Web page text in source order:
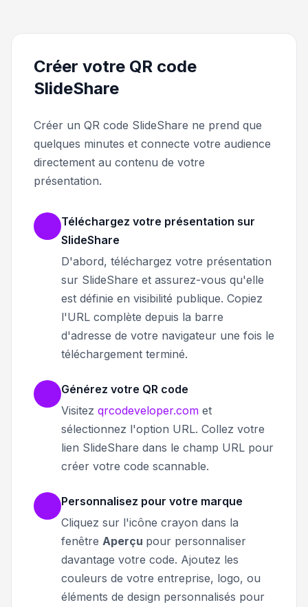
Créer votre QR code
SlideShare
Créer un QR code SlideShare ne prend que
quelques minutes et connecte votre audience
directement au contenu de votre
présentation.
Téléchargez votre présentation sur
SlideShare
D'abord, téléchargez votre présentation
sur SlideShare et assurez-vous qu'elle
est définie en visibilité publique. Copiez
l'URL complète depuis la barre
d'adresse de votre navigateur une fois le
téléchargement terminé.
Générez votre QR code
Visitez qrcodeveloper.com et
sélectionnez l'option URL. Collez votre
lien SlideShare dans le champ URL pour
créer votre code scannable.
Personnalisez pour votre marque
Cliquez sur l'icône crayon dans la
fenêtre Aperçu pour personnaliser
davantage votre code. Ajoutez les
couleurs de votre entreprise, logo, ou
éléments de design personnalisés pour